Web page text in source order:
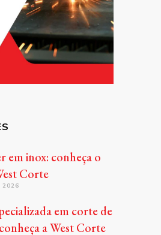
em inox: conheça o
Corte
em corte de
a West Corte